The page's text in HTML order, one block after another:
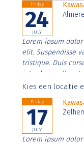
Friday
24
JULY
Lorem ipsum
elit. Suspendisse
tristique. Duis
interdum nulla, ut
Aenean faucibus
Kies een locatie
Friday
17
JULY
Lorem ipsum